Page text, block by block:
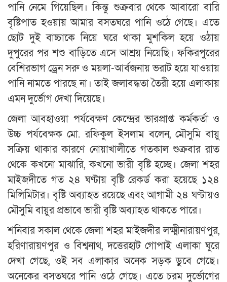
পানি নেমে গিয়েছিল। কিন্তু শুক্রবার থেকে আবারো বারি
বৃষ্টিপাত হওয়ায় আমার বসতঘরে পানি ওঠে গেছে। এতে
ছোট দুই বাচ্চাকে নিয়ে ঘরে থাকা মুশকিল হয়ে ওঠায়
দুপুরের পর শশু বাড়িতে এসে আশ্রয় নিয়েছি। ফকিরপুরের
বেশিরভাগ ড্রেন সরু ও ময়লা-আর্বজনায় ভরাট হয়ে যাওয়ায়
পানি নামতে পারছে না। তাই জলাবদ্ধতা তৈরী হয়ে এলাকায়
এমন দুর্ভোগ দেখা দিয়েছে।
জেলা আবহাওয়া পর্যবেক্ষণ কেন্দ্রের ভারপ্রাপ্ত কর্মকর্তা ও
উচ্চ পর্যবেক্ষক মো. রফিকুল ইসলাম বলেন, মৌসুমি বায়ু
সক্রিয় থাকার কারণে নোয়াখালীতে গতকাল শুক্রবার রাত
থেকে কখনো মাঝারি, কখনো ভারী বৃষ্টি হচ্ছে। জেলা শহর
মাইজদীতে গত ২৪ ঘণ্টায় বৃষ্টি রেকর্ড করা হয়েছে ১২৪
মিলিমিটার। বৃষ্টি অব্যাহত রয়েছে এবং আগামী ২৪ ঘণ্টায়ও
মৌসুমি বায়ুর প্রভাবে ভারী বৃষ্টি অব্যাহত থাকতে পারে।
শনিবার সকাল থেকে জেলা শহর মাইজদীর লক্ষ্মীনারায়ণপুর,
হরিণারায়ণপুর ও বিশ্বনাথ, দত্তেরহাট গোপাই এলাকা ঘুরে
দেখা গেছে, ওই সব এলাকার অনেক সড়ক ডুবে গেছে।
অনেকের বসতঘরে পানি ওঠে গেছে। এতে চরম দুর্ভোগের